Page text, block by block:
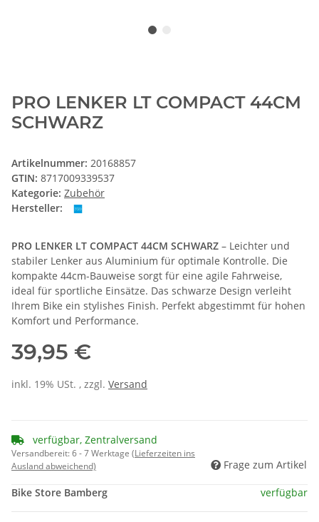
PRO LENKER LT COMPACT 44CM
SCHWARZ
Artikelnummer: 20168857
GTIN: 8717009339537
Kategorie: Zubehör
Hersteller:
PRO LENKER LT COMPACT 44CM SCHWARZ – Leichter und
stabiler Lenker aus Aluminium für optimale Kontrolle. Die
kompakte 44cm-Bauweise sorgt für eine agile Fahrweise,
ideal für sportliche Einsätze. Das schwarze Design verleiht
Ihrem Bike ein stylishes Finish. Perfekt abgestimmt für hohen
Komfort und Performance.
39,95 €
inkl. 19% USt. , zzgl. Versand
verfügbar, Zentralversand
Versandbereit:6 - 7 Werktage (Lieferzeiten ins
Ausland abweichend)
Frage zum Artikel
Bike Store Bamberg verfügbar